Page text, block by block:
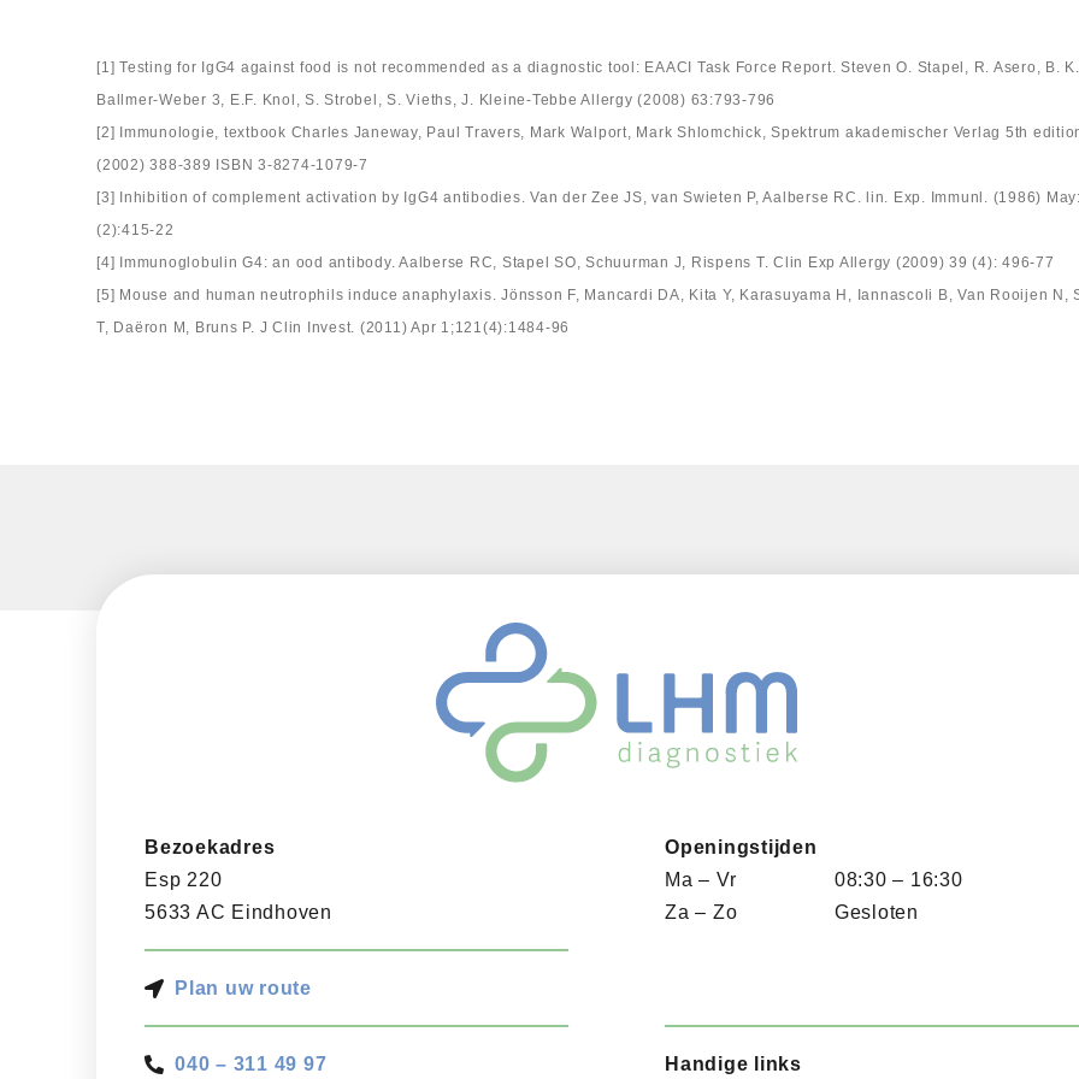
[1] Testing for IgG4 against food is not recommended as a diagnostic tool: EAACI Task Force Report. Steven O. Stapel, R. Asero, B. K.
Ballmer-Weber 3, E.F. Knol, S. Strobel, S. Vieths, J. Kleine-Tebbe Allergy (2008) 63:793-796
[2] Immunologie, textbook Charles Janeway, Paul Travers, Mark Walport, Mark Shlomchick, Spektrum akademischer Verlag 5th
(2002) 388-389 ISBN 3-8274-1079-7
[3] Inhibition of complement activation by IgG4 antibodies. Van der Zee JS, van Swieten P, Aalberse RC. lin. Exp. Immunl. (1986)
(2):415-22
[4] Immunoglobulin G4: an ood antibody. Aalberse RC, Stapel SO, Schuurman J, Rispens T. Clin Exp Allergy (2009) 39 (4): 496-77
[5] Mouse and human neutrophils induce anaphylaxis. Jönsson F, Mancardi DA, Kita Y, Karasuyama H, Iannascoli B, Van Rooijen N,
T, Daëron M, Bruns P. J Clin Invest. (2011) Apr 1;121(4):1484-96
Bezoekadres
Esp 220
5633 AC Eindhoven
Plan uw route
Openingstijden
Ma – Vr
08:30 – 16:30
Za – Zo
Gesloten
040 – 311 49 97 Handige links